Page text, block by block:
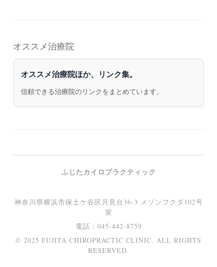
オススメ治療院
オススメ治療院ほか、リンク集。
信頼できる治療院のリンクをまとめています。
ふじたカイロプラクティック
神奈川県横浜市保土ケ谷区月見台36-3 メゾンフクダ102号
室
電話：045-442-8759
© 2025 FUJITA CHIROPRACTIC CLINIC. ALL RIGHTS
RESERVED.